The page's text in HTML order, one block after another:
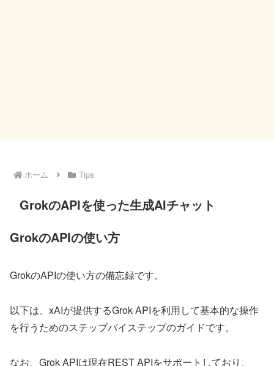
ホーム Tips
GrokのAPIを使った生成AIチャット
GrokのAPIの使い方
GrokのAPIの使い方の備忘録です。
以下は、xAIが提供するGrok APIを利用して基本的な操作
を行うためのステップバイステップのガイドです。
なお、Grok APIは現在REST APIをサポートしており、